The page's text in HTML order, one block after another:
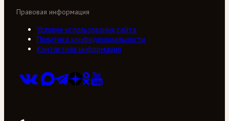
Правовая информация
Условия использования сайта
Политика конфиденциальности
Контактная информация